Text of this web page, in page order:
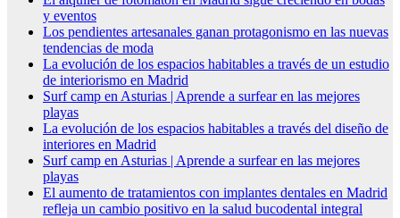
y eventos
Los pendientes artesanales ganan protagonismo en las nuevas
tendencias de moda
La evolución de los espacios habitables a través de un estudio
de interiorismo en Madrid
Surf camp en Asturias | Aprende a surfear en las mejores
playas
La evolución de los espacios habitables a través del diseño de
interiores en Madrid
Surf camp en Asturias | Aprende a surfear en las mejores
playas
El aumento de tratamientos con implantes dentales en Madrid
refleja un cambio positivo en la salud bucodental integral